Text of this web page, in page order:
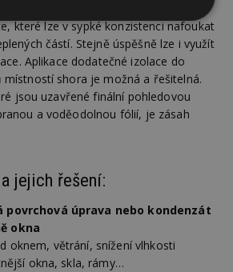
pro uložení krytiny. Pro dodatečné
které lze v sypké konzistenci nafoukat
částí. Stejně úspěšně lze i využít
Aplikace dodatečné izolace do
shora je možná a řešitelná.
jsou uzavřené finální pohledovou
a voděodolnou fólií, je zásah
jejich řešení:
povrchová úprava nebo kondenzát
okna
oknem, větrání, snížení vlhkosti
okna, skla, rámy…
Výkonové
soubory
Soubory
cílení
Nezařazené
nutné soubory
soubory
Soubory cílení